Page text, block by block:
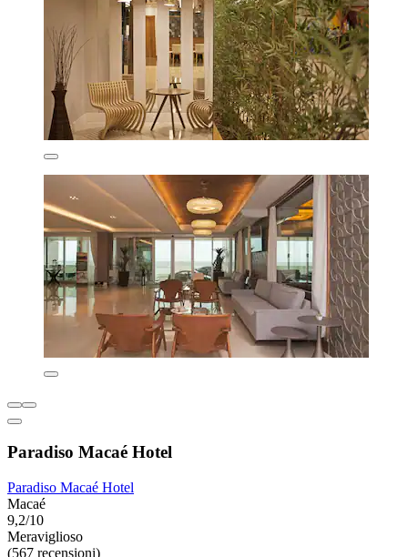
Paradiso Macaé Hotel
Paradiso Macaé Hotel
Macaé
9,2/10
Meraviglioso
(567 recensioni)